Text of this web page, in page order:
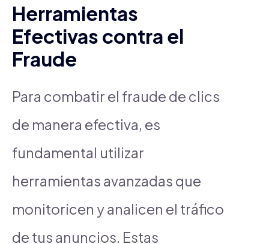
Herramientas
Efectivas contra el
Fraude
Para combatir el fraude de clics
de manera efectiva, es
fundamental utilizar
herramientas avanzadas que
monitoricen y analicen el tráfico
de tus anuncios. Estas